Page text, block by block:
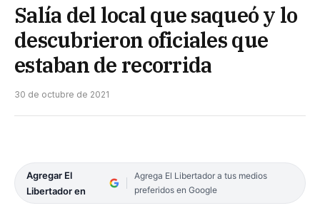
Salía del local que saqueó y lo
descubrieron oficiales que
estaban de recorrida
30 de octubre de 2021
Agregar El
Libertador en
Agrega El Libertador a tus medios
preferidos en Google